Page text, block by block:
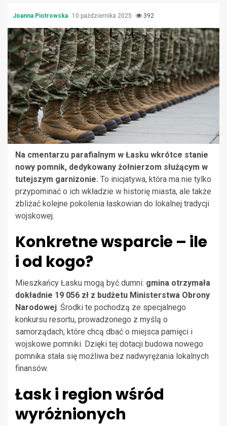
Joanna Piotrowska 10 października 2025 392
Na cmentarzu parafialnym w Łasku wkrótce stanie
nowy pomnik, dedykowany żołnierzom służącym w
tutejszym garnizonie. To inicjatywa, która ma nie tylko
przypominać o ich wkładzie w historię miasta, ale także
zbliżać kolejne pokolenia łaskowian do lokalnej tradycji
wojskowej.
Konkretne wsparcie – ile
i od kogo?
Mieszkańcy Łasku mogą być dumni: gmina otrzymała
dokładnie 19 056 zł z budżetu Ministerstwa Obrony
Narodowej. Środki te pochodzą ze specjalnego
konkursu resortu, prowadzonego z myślą o
samorządach, które chcą dbać o miejsca pamięci i
wojskowe pomniki. Dzięki tej dotacji budowa nowego
pomnika stała się możliwa bez nadwyrężania lokalnych
finansów.
Łask i region wśród
wyróżnionych